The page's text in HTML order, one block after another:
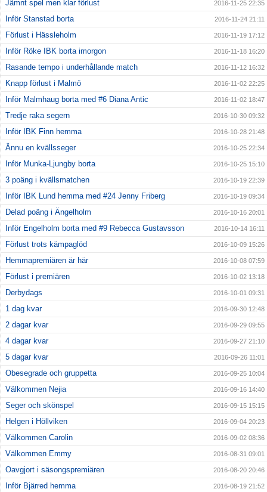
Jämnt spel men klar förlust 2016-11-25 22:35
Inför Stanstad borta 2016-11-24 21:11
Förlust i Hässleholm 2016-11-19 17:12
Inför Röke IBK borta imorgon 2016-11-18 16:20
Rasande tempo i underhållande match 2016-11-12 16:32
Knapp förlust i Malmö 2016-11-02 22:25
Inför Malmhaug borta med #6 Diana Antic 2016-11-02 18:47
Tredje raka segern 2016-10-30 09:32
Inför IBK Finn hemma 2016-10-28 21:48
Ännu en kvällsseger 2016-10-25 22:34
Inför Munka-Ljungby borta 2016-10-25 15:10
3 poäng i kvällsmatchen 2016-10-19 22:39
Inför IBK Lund hemma med #24 Jenny Friberg 2016-10-19 09:34
Delad poäng i Ängelholm 2016-10-16 20:01
Inför Engelholm borta med #9 Rebecca Gustavsson 2016-10-14 16:11
Förlust trots kämpaglöd 2016-10-09 15:26
Hemmapremiären är här 2016-10-08 07:59
Förlust i premiären 2016-10-02 13:18
Derbydags 2016-10-01 09:31
1 dag kvar 2016-09-30 12:48
2 dagar kvar 2016-09-29 09:55
4 dagar kvar 2016-09-27 21:10
5 dagar kvar 2016-09-26 11:01
Obesegrade och gruppetta 2016-09-25 10:04
Välkommen Nejia 2016-09-16 14:40
Seger och skönspel 2016-09-15 15:15
Helgen i Höllviken 2016-09-04 20:23
Välkommen Carolin 2016-09-02 08:36
Välkommen Emmy 2016-08-31 09:01
Oavgjort i säsongspremiären 2016-08-20 20:46
Inför Bjärred hemma 2016-08-19 21:52